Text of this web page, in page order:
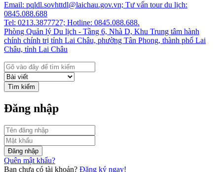
Email: pqldl.sovhttdl@laichau.gov.vn; Tư vấn tour du lịch:
0845.088.688
Tel: 0213.3877727; Hotline: 0845.088.688.
Phòng Quản lý Du lịch - Tầng 6, Nhà D, Khu Trung tâm hành
chính chính trị tỉnh Lai Châu, phường Tân Phong, thành phố Lai
Châu, tỉnh Lai Châu
Tìm kiếm
Đăng nhập
Đăng nhập
Quên mật khẩu?
Bạn chưa có tài khoản? Đăng ký ngay!